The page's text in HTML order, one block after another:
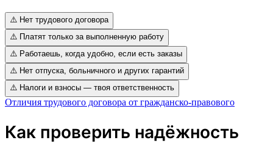
⚠️ Нет трудового договора
⚠️ Платят только за выполненную работу
⚠️ Работаешь, когда удобно, если есть заказы
⚠️ Нет отпуска, больничного и других гарантий
⚠️ Налоги и взносы — твоя ответственность
Отличия трудового договора от гражданско-правового
Как проверить надёжность